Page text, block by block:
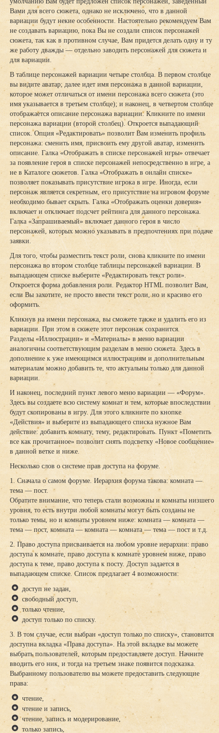
Вами для всего сюжета, однако не исключено, что в данной
вариации будут некие особенности. Настоятельно рекомендуем Вам
не создавать вариацию, пока Вы не создали список персонажей
сюжета, так как в противном случае, Вам придется делать одну и ту
же работу дважды — отдельно заводить персонажей для сюжета и
для вариации.
В таблице персонажей вариации четыре столбца. В первом столбце
вы видите аватар; далее идет имя персонажа в данной вариации,
которое может отличаться от имени персонажа всего сюжета (это
имя указывается в третьем столбце); и наконец, в четвертом столбце
отображается описание персонажа вариации. Кликните по имени
персонажа вариации (второй столбец). Откроется выпадающий
список. Опция «Редактировать» позволит Вам изменить профиль
персонажа: сменить имя, присвоить ему другой аватар, изменить
описание. Галка «Отображать в списке персонажей игры» отвечает
за появление героя в списке персонажей непосредственно в игре, а
не в Каталоге сюжетов. Галка «Отображать в онлайн списке»
позволяет показывать присутствие игрока в игре. Иногда, если
персонаж является секретным, его присутствие на игровом форуме
необходимо бывает скрыть. Галка «Отображать оценки доверия»
включает и отключает подсчет рейтинга для данного персонажа.
Галка «Запрашиваемый» включает данного героя в число
персонажей, которых можно указывать в предпочтениях при подаче
заявки.
Для того, чтобы разместить текст роли, снова кликните по имени
персонажа во втором столбце таблицы персонажей вариации. В
выпадающем списке выберите «Редактировать текст роли».
Откроется форма добавления роли. Редактор HTML позволит Вам,
если Вы захотите, не просто ввести текст роли, но и красиво его
оформить.
Кликнув на имени персонажа, вы сможете также и удалить его из
вариации. При этом в сюжете этот персонаж сохранится.
Разделы «Иллюстрации» и «Материалы» в меню вариации
аналогичны соответствующим разделам в меню сюжета. Здесь в
дополнение к уже имеющимся иллюстрациям и дополнительным
материалам можно добавить те, что актуальны только для данной
вариации.
И наконец, последний пункт левого меню вариации — «Форум».
Здесь вы создаете всю систему комнат и тем, которые впоследствии
будут скопированы в игру. Для этого кликните по кнопке
«Действия» и выберите из выпадающего списка нужное Вам
действие: добавить комнату, тему, редактировать. Пункт «Пометить
все как прочитанное» позволит снять подсветку «Новое сообщение»
в данной ветке и ниже.
Несколько слов о системе прав доступа на форуме.
1. Сначала о самом форуме. Иерархия форума такова: комната —
тема — пост.
Обратите внимание, что теперь стали возможны и комнаты низшего
уровня, то есть внутри любой комнаты могут быть созданы не
только темы, но и комнаты уровнем ниже: комната — комната —
тема — пост, комната — комната — комната — тема — пост и т.д.
2. Право доступа присваивается на любом уровне иерархии: право
доступа к комнате, право доступа к комнате уровнем ниже, право
доступа к теме, право доступа к посту. Доступ задается в
выпадающем списке. Список предлагает 4 возможности:
доступ не задан,
свободный доступ,
только чтение,
доступ только по списку.
3. В том случае, если выбран «доступ только по списку», становится
доступна вкладка «Права доступа». На этой вкладке вы можете
выбрать пользователей, которым предоставляете доступ. Начните
вводить его ник, и тогда на третьем знаке появится подсказка.
Выбранному пользователю вы можете предоставить следующие
права:
чтение,
чтение и запись,
чтение, запись и модерирование,
только запись,